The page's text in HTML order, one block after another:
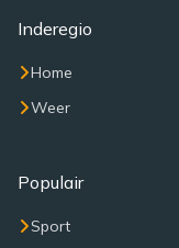
Inderegio
Home
Weer
Populair
Sport